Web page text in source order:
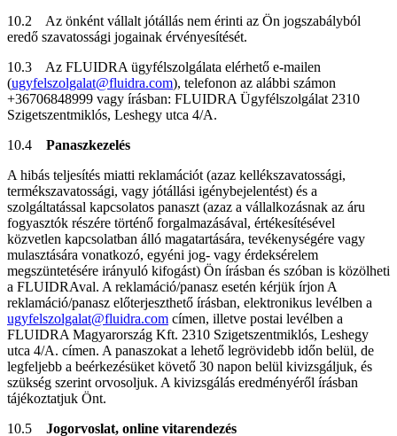
10.2 Az önként vállalt jótállás nem érinti az Ön jogszabályból
eredő szavatossági jogainak érvényesítését.
10.3 Az FLUIDRA ügyfélszolgálata elérhető e-mailen
(ugyfelszolgalat@fluidra.com), telefonon az alábbi számon
+36706848999 vagy írásban: FLUIDRA Ügyfélszolgálat 2310
Szigetszentmiklós, Leshegy utca 4/A.
10.4 Panaszkezelés
A hibás teljesítés miatti reklamációt (azaz kellékszavatossági,
termékszavatossági, vagy jótállási igénybejelentést) és a
szolgáltatással kapcsolatos panaszt (azaz a vállalkozásnak az áru
fogyasztók részére történő forgalmazásával, értékesítésével
közvetlen kapcsolatban álló magatartására, tevékenységére vagy
mulasztására vonatkozó, egyéni jog- vagy érdeksérelem
megszüntetésére irányuló kifogást) Ön írásban és szóban is közölheti
a FLUIDRAval. A reklamáció/panasz esetén kérjük írjon A
reklamáció/panasz előterjeszthető írásban, elektronikus levélben a
ugyfelszolgalat@fluidra.com címen, illetve postai levélben a
FLUIDRA Magyarország Kft. 2310 Szigetszentmiklós, Leshegy
utca 4/A. címen. A panaszokat a lehető legrövidebb időn belül, de
legfeljebb a beérkezésüket követő 30 napon belül kivizsgáljuk, és
szükség szerint orvosoljuk. A kivizsgálás eredményéről írásban
tájékoztatjuk Önt.
10.5 Jogorvoslat, online vitarendezés